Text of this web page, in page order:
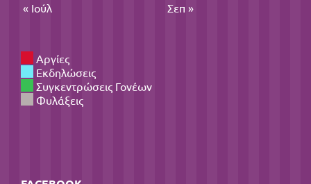
« Ιούλ
Σεπ »
Αργίες
Εκδηλώσεις
Συγκεντρώσεις Γονέων
Φυλάξεις